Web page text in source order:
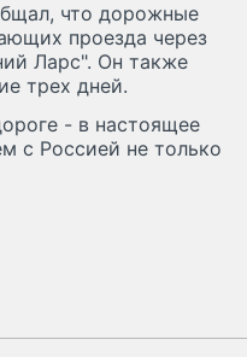
что дорожные
проезда через
Ларс". Он также
трех дней.
- в настоящее
с Россией не только